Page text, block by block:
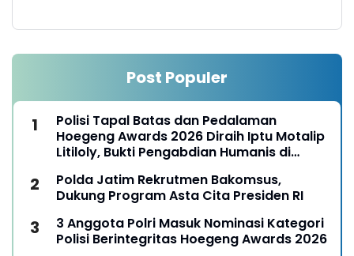
Post Populer
Polisi Tapal Batas dan Pedalaman
Hoegeng Awards 2026 Diraih Iptu Motalip
Litiloly, Bukti Pengabdian Humanis di
Polda Jatim Rekrutmen Bakomsus,
Dukung Program Asta Cita Presiden RI
3 Anggota Polri Masuk Nominasi Kategori
Polisi Berintegritas Hoegeng Awards 2026